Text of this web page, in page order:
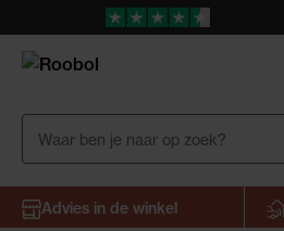
Advies in de winkel